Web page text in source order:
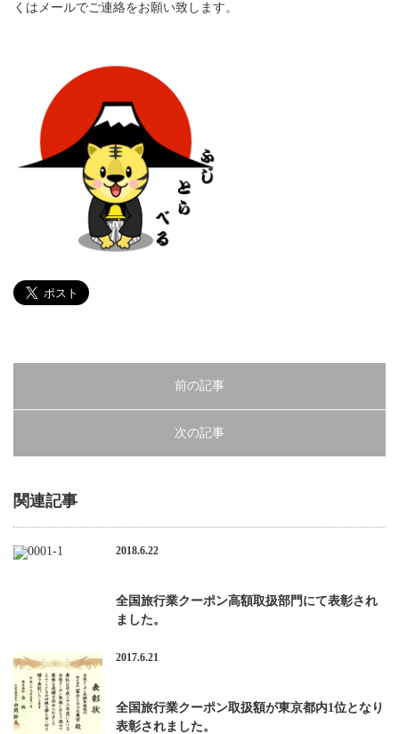
くはメールでご連絡をお願い致します。
前の記事
次の記事
関連記事
2018.6.22
全国旅行業クーポン高額取扱部門にて表彰され
ました。
2017.6.21
全国旅行業クーポン取扱額が東京都内1位となり
表彰されました。